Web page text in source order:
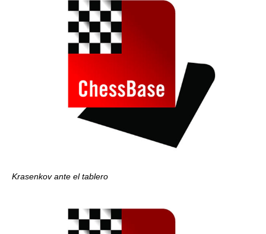
Krasenkov ante el tablero